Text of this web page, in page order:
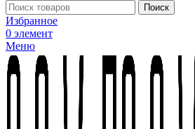
Поиск
Избранное
0 элемент
Меню